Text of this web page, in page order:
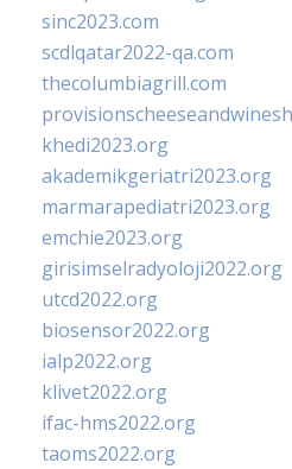
sinc2023.com
scdlqatar2022-qa.com
thecolumbiagrill.com
khedi2023.org
akademikgeriatri2023.org
marmarapediatri2023.org
emchie2023.org
girisimselradyoloji2022.org
utcd2022.org
biosensor2022.org
ialp2022.org
klivet2022.org
ifac-hms2022.org
taoms2022.org